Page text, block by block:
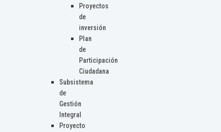
Proyectos
de
inversión
Plan
de
Participación
Ciudadana
Subsistema
de
Gestión
Integral
Proyecto